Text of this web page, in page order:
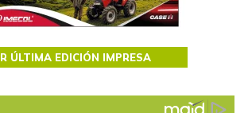
ÚLTIMA EDICIÓN IMPRESA